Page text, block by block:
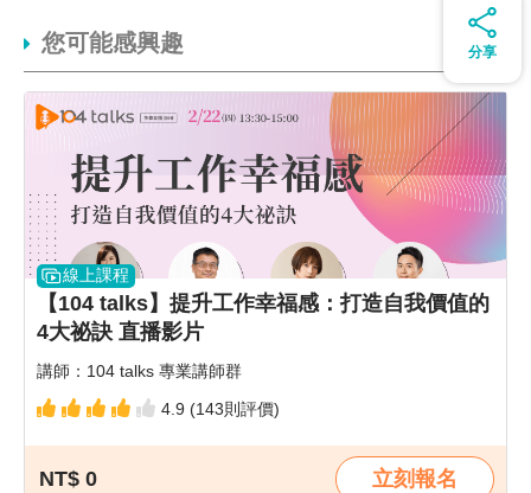
分享
您可能感興趣
線上課程
【104 talks】提升工作幸福感：打造自我價值的
4大祕訣 直播影片
講師：104 talks 專業講師群
4.9 (143則評價)
NT$ 0 立刻報名